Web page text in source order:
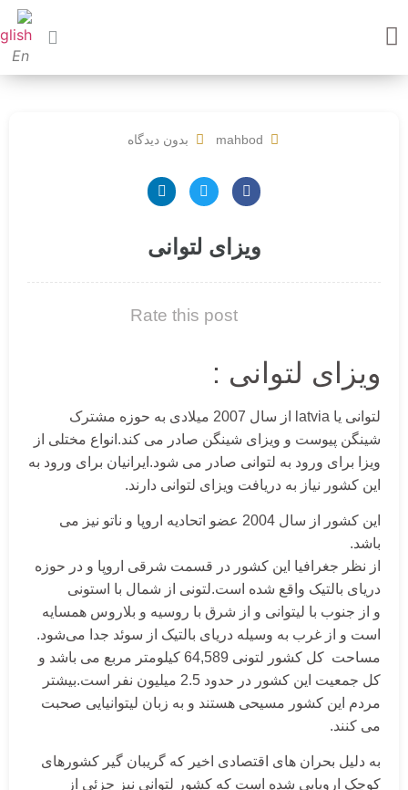
En
mahbod بدون دیدگاه
ویزای لتوانی
Rate this post
ویزای لتوانی :
لتوانی یا latvia از سال 2007 میلادی به حوزه مشترک
شینگن پیوست و ویزای شینگن صادر می کند.انواع مختلی از
ویزا برای ورود به لتوانی صادر می شود.ایرانیان برای ورود به
این کشور نیاز به دریافت ویزای لتوانی دارند.
این کشور از سال 2004 عضو اتحادیه اروپا و ناتو نیز می
باشد.
از نظر جغرافیا این کشور در قسمت شرقی اروپا و در حوزه
دریای بالتیک واقع شده است.لتونی از شمال با استونی
و از جنوب با لیتوانی و از شرق با روسیه و بلاروس همسایه
است و از غرب به وسیله دریای بالتیک از سوئد جدا می‌شود.
مساحت کل کشور لتونی 64,589 کیلومتر مربع می باشد و
کل جمعیت این کشور در حدود 2.5 میلیون نفر است.بیشتر
مردم این کشور مسیحی هستند و به زبان لیتوانیایی صحبت
می کنند.
به دلیل بحران های اقتصادی اخیر که گریبان گیر کشورهای
کوچک اروپایی شده است که کشور لتوانی نیز جزئی از